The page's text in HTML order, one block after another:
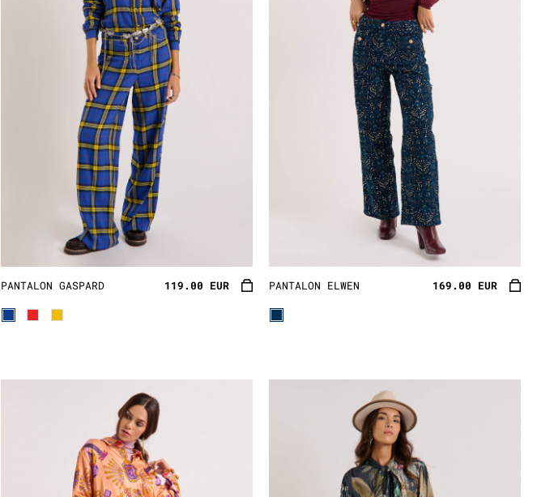
PANTALON GASPARD 119.00 EUR PANTALON ELWEN 169.00 EUR